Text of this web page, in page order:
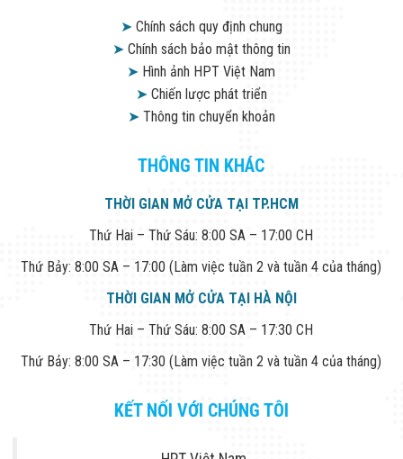
➤Chính sách quy định chung
➤Chính sách bảo mật thông tin
➤ Hình ảnh HPT Việt Nam
➤Chiến lược phát triển
➤Thông tin chuyển khoản
THÔNG TIN KHÁC
THỜI GIAN MỞ CỬA TẠI TP.HCM
Thứ Hai – Thứ Sáu: 8:00 SA – 17:00 CH
Thứ Bảy: 8:00 SA – 17:00 (Làm việc tuần 2 và tuần 4 của tháng)
THỜI GIAN MỞ CỬA TẠI HÀ NỘI
Thứ Hai – Thứ Sáu: 8:00 SA – 17:30 CH
Thứ Bảy: 8:00 SA – 17:30 (Làm việc tuần 2 và tuần 4 của tháng)
KẾT NỐI VỚI CHÚNG TÔI